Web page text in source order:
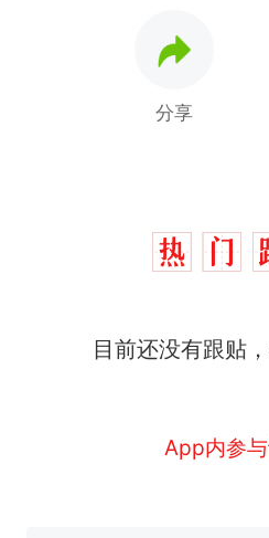
分享
目前还没有跟贴
App内参